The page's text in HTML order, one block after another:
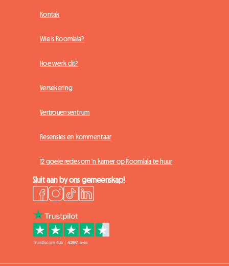
Kontak
Wie is Roomlala?
Hoe werk dit?
Versekering
Vertrouensentrum
Resensies en kommentaar
12 goeie redes om 'n kamer op Roomlala te huur
Sluit aan by ons gemeenskap!